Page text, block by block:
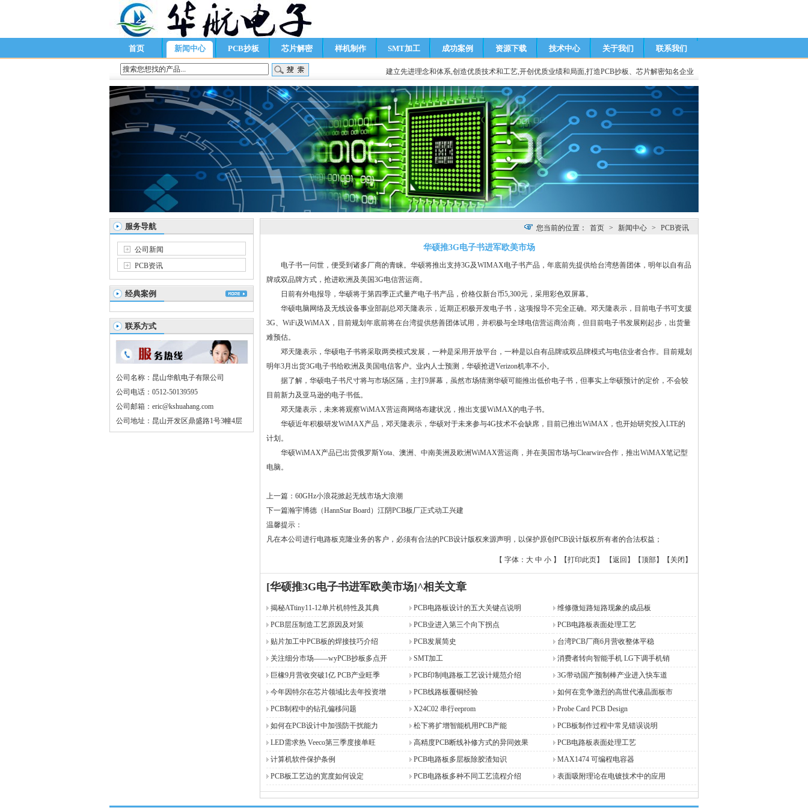
首页 新闻中心 PCB抄板 芯片解密 样机制作 SMT加工 成功案例 资源下载 技术中心 关于我们 联系我们
建立先进理念和体系,创造优质技术和工艺,开创优质业绩和局面,打造PCB抄板、芯片解密知名企业
服务导航
公司新闻
PCB资讯
经典案例
联系方式
公司名称：昆山华航电子有限公司
公司电话：0512-50139595
公司邮箱：eric@kshuahang.com
公司地址：昆山开发区鼎盛路1号3幢4层
您当前的位置： 首页 > 新闻中心 > PCB资讯
华硕推3G电子书进军欧美市场
电子书一问世，便受到诸多厂商的青睐。华硕将推出支持3G及WIMAX电子书产品，年底前先提供给台湾慈善团体，明年以自有品
牌或双品牌方式，抢进欧洲及美国3G电信营运商。
日前有外电报导，华硕将于第四季正式量产电子书产品，价格仅新台币5,300元，采用彩色双屏幕。
华硕电脑网络及无线设备事业部副总邓天隆表示，近期正积极开发电子书，这项报导不完全正确。邓天隆表示，目前电子书可支援
3G、WiFi及WiMAX，目前规划年底前将在台湾提供慈善团体试用，并积极与全球电信营运商洽商，但目前电子书发展刚起步，出货量
难预估。
邓天隆表示，华硕电子书将采取两类模式发展，一种是采用开放平台，一种是以自有品牌或双品牌模式与电信业者合作。目前规划
明年3月出货3G电子书给欧洲及美国电信客户。业内人士预测，华硕抢进Verizon机率不小。
据了解，华硕电子书尺寸将与市场区隔，主打9屏幕，虽然市场猜测华硕可能推出低价电子书，但事实上华硕预计的定价，不会较
目前新力及亚马逊的电子书低。
邓天隆表示，未来将观察WiMAX营运商网络布建状况，推出支援WiMAX的电子书。
华硕近年积极研发WiMAX产品，邓天隆表示，华硕对于未来参与4G技术不会缺席，目前已推出WiMAX，也开始研究投入LTE的
计划。
华硕WiMAX产品已出货俄罗斯Yota、澳洲、中南美洲及欧洲WiMAX营运商，并在美国市场与Clearwire合作，推出WiMAX笔记型
电脑。
上一篇： 60GHz小浪花掀起无线市场大浪潮
下一篇瀚宇博德（HannStar Board）江阴PCB板厂正式动工兴建
温馨提示：
凡在本公司进行电路板克隆业务的客户，必须有合法的PCB设计版权来源声明，以保护原创PCB设计版权所有者的合法权益；
【 字体： 大 中 小 】【打印此页】 【返回 】【顶部】【 关闭 】
[华硕推3G电子书进军欧美市场]^相关文章
揭秘ATtiny11-12单片机特性及其典 PCB电路板设计的五大关键点说明
维修微短路短路现象的成品板
PCB层压制造工艺原因及对策
PCB业进入第三个向下拐点
PCB电路板表面处理工艺
贴片加工中PCB板的焊接技巧介绍
PCB发展简史
台湾PCB厂商6月营收整体平稳
关注细分市场――wyPCB抄板多点开
SMT加工
消费者转向智能手机 LG下调手机销
巨橡9月营收突破1亿 PCB产业旺季
PCB印制电路板工艺设计规范介绍
3G带动国产预制棒产业进入快车道
今年因特尔在芯片领域比去年投资增
PCB线路板覆铜经验
如何在竞争激烈的高世代液晶面板市
PCB制程中的钻孔偏移问题
X24C02 串行eeprom
Probe Card PCB Design
如何在PCB设计中加强防干扰能力
松下将扩增智能机用PCB产能
PCB板制作过程中常见错误说明
LED需求热 Veeco第三季度接单旺
高精度PCB断线补修方式的异同效果
PCB电路板表面处理工艺
计算机软件保护条例
PCB电路板多层板除胶渣知识
MAX1474 可编程电容器
PCB板工艺边的宽度如何设定
PCB电路板多种不同工艺流程介绍 表面吸附理论在电镀技术中的应用